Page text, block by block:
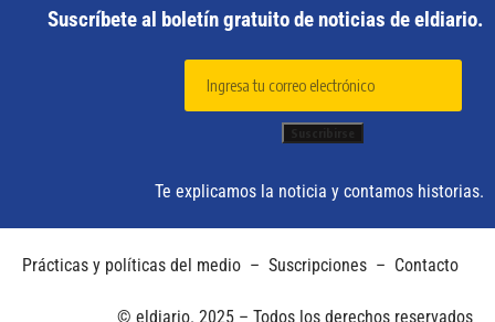
Suscríbete al boletín gratuito de noticias de eldiario.
Te explicamos la noticia y contamos historias.
Prácticas y políticas del medio – Suscripciones – Contacto
© eldiario. 2025 – Todos los derechos reservados